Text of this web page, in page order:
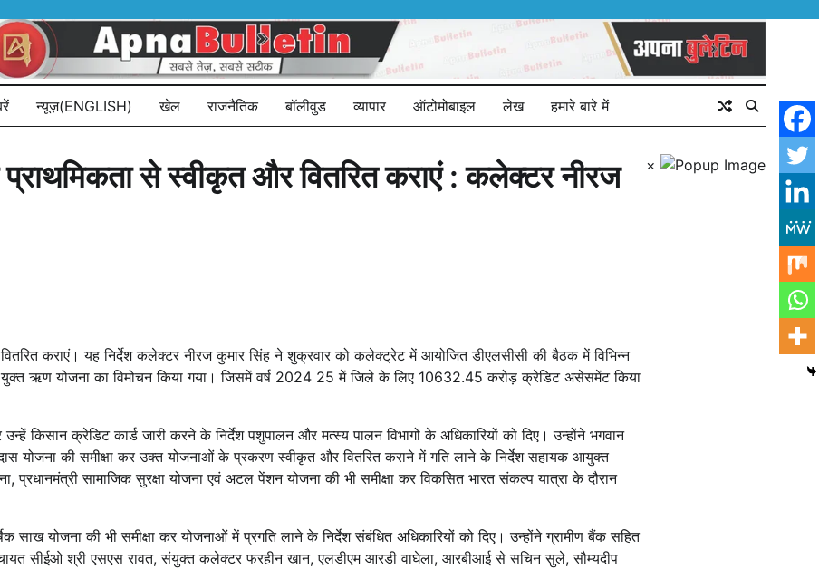
न्यूज़(ENGLISH) खेल राजनैतिक बॉलीवुड व्यापार ऑटोमोबाइल लेख हमारे बारे में
से स्वीकृत और वितरित कराएं : कलेक्टर नीरज
कराएं। यह निर्देश कलेक्टर नीरज कुमार सिंह ने शुक्रवार को कलेक्ट्रेट में आयोजित डीएलसीसी की बैठक में विभिन्न
युक्त ऋण योजना का विमोचन किया गया। जिसमें वर्ष 2024 25 में जिले के लिए 10632.45 करोड़ क्रेडिट असेसमेंट किया
क्रेडिट कार्ड जारी करने के निर्देश पशुपालन और मत्स्य पालन विभागों के अधिकारियों को दिए। उन्होंने भगवान
योजना की समीक्षा कर उक्त योजनाओं के प्रकरण स्वीकृत और वितरित कराने में गति लाने के निर्देश सहायक आयुक्त
प्रधानमंत्री सामाजिक सुरक्षा योजना एवं अटल पेंशन योजना की भी समीक्षा कर विकसित भारत संकल्प यात्रा के दौरान
साख योजना की भी समीक्षा कर योजनाओं में प्रगति लाने के निर्देश संबंधित अधिकारियों को दिए। उन्होंने ग्रामीण बैंक सहित
सीईओ श्री एसएस रावत, संयुक्त कलेक्टर फरहीन खान, एलडीएम आरडी वाघेला, आरबीआई से सचिन सुले, सौम्यदीप
×